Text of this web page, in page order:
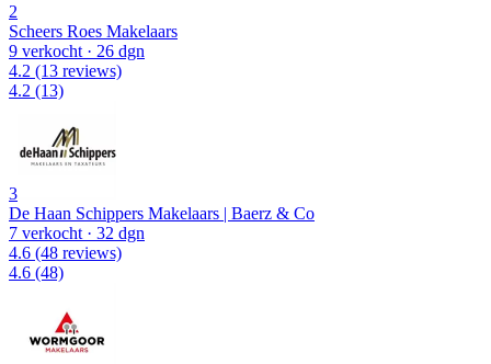
2
Scheers Roes Makelaars
9 verkocht · 26 dgn
4.2 (13 reviews)
4.2 (13)
3
De Haan Schippers Makelaars | Baerz & Co
7 verkocht · 32 dgn
4.6 (48 reviews)
4.6 (48)